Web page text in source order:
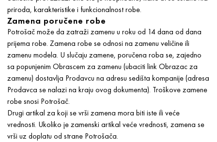
priroda, karakteristike i funkcionalnost robe.
Zamena poručene robe
Potrošač može da zatraži zamenu u roku od 14 dana od dana
prijema robe. Zamena robe se odnosi na zamenu veličine ili
zamenu modela. U slučaju zamene, poručena roba se, zajedno
sa popunjenim Obrascem za zamenu (ubaciti link Obrazac za
zamenu) dostavlja Prodavcu na adresu sedišta kompanije (adresa
Prodavca se nalazi na kraju ovog dokumenta). Troškove zamene
robe snosi Potrošač.
Drugi artikal za koji se vrši zamena mora biti iste ili veće
vrednosti. Ukoliko je zamenski artikal veće vrednosti, zamena se
vrši uz doplatu od strane Potrošača.